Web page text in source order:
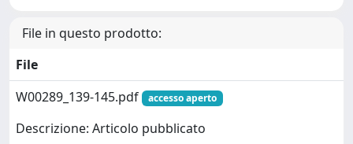
File in questo prodotto:
File
W00289_139-145.pdf
accesso aperto
Descrizione: Articolo pubblicato